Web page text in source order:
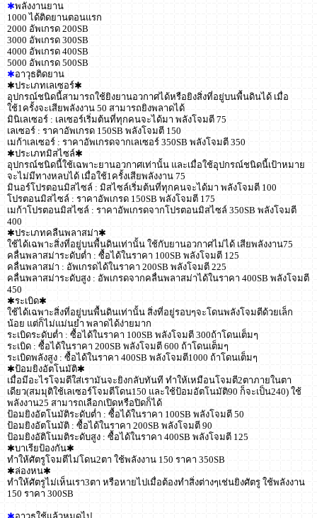
✱พลังงานยาน
1000 ได้ติดยานตอนแรก
2000 อัพเกรด 200SB
3000 อัพเกรด 300SB
4000 อัพเกรด 400SB
5000 อัพเกรด 500SB
✱อาวุธติดยาน
✱ประเภทเลเซอร์✱
อุปกรณ์ชนิดนี้สามารถใช้ยิงยานอวกาศได้หรือยิงสิ่งที่อยู่บนพื้นดินได้ เมื่อ
ใช้1ครั้งจะเสียพลังงาน 50 สามารถยิงพลาดได้
มินิเลเซอร์ : เลเซอร์เริ่มต้นที่ทุกคนจะได้มา พลังโจมตี 75
เลเซอร์ : ราคาอัพเกรด 150SB พลังโจมตี 150
เมก้าเลเซอร์ : ราคาอัพเกรดจากเลเซอร์ 350SB พลังโจมตี 350
✱ประเภทมิสไซล์✱
อุปกรณ์ชนิดนี้ใช้เฉพาะยานอวกาศเท่านั้น และเมื่อใช้อุปกรณ์ชนิดนี้เป้าหมาย
จะไม่มีทางหลบได้ เมื่อใช้1ครั้งเสียพลังงาน 75
มินอร์โปรตอนมิสไซล์ : มิสไซล์เริ่มต้นที่ทุกคนจะได้มา พลังโจมตี 100
โปรตอนมิสไซล์ : ราคาอัพเกรด 150SB พลังโจมตี 175
เมก้าโปรตอนมิสไซล์ : ราคาอัพเกรดจากโปรตอนมิสไซล์ 350SB พลังโจมตี
400
✱ประเภทคลืนพลาสม่า✱
ใช้ได้เฉพาะสิ่งที่อยู่บนพื้นดินเท่านั้น ใช้กับยานอวกาศไม่ได้ เสียพลังงาน75
คลื่นพลาสม่าระดับต่ำ : ซื้อได้ในราคา 100SB พลังโจมตี 125
คลื่นพลาสม่า : อัพเกรดได้ในราคา 200SB พลังโจมตี 225
คลื่นพลาสม่าระดับสูง : อัพเกรดจากคลื่นพลาสม่าได้ในราคา 400SB พลังโจมตี
450
✱ระเบิด✱
ใช้ได้เฉพาะสิ่งที่อยู่บนพื้นดินเท่านั้น สิ่งที่อยู่รอบๆจะโดนพลังโจมตีด้วยเล็ก
น้อย แต่ก็ไม่แม่นยำ พลาดได้ง่ายมาก
ระเบิดระดับต่ำ : ซื้อได้ในราคา 100SB พลังโจมตี 300ถ้าโดนเต็มๆ
ระเบิด : ซื้อได้ในราคา 200SB พลังโจมตี 600 ถ้าโดนเต็มๆ
ระเบิดพลังสูง : ซื้อได้ในราคา 400SB พลังโจมตี1000 ถ้าโดนเต็มๆ
✱ป้อมยิงอัตโนมัติ✱
เมื่อมีอะไรโจมตีใส่เรามันจะยิงกลับทันที ทำให้เหมือนโจมตี2ตาภายในตา
เดียว(สมมุติใช้เลเซอร์โจมตีโดน150 และใช้ป้อมอัตโนมัติ90 ก็จะเป็น240) ใช้
พลังงาน25 สามารถเลือกเปิดหรือปิดก็ได้
ป้อมยิงอัตโนมัติระดับต่ำ : ซื้อได้ในราคา 100SB พลังโจมตี 50
ป้อมยิงอัตโนมัติ : ซื้อได้ในราคา 200SB พลังโจมตี 90
ป้อมยิงอัติโนมติระดับสูง : ซื้อได้ในราคา 400SB พลังโจมตี 125
✱บาเรียป้องกัน✱
ทำให้ศัตรูโจมตีไม่โดน2ตา ใช้พลังงาน 150 ราคา 350SB
✱ล่องหน✱
ทำให้ศัตรูไม่เห็นเรา3ตา หรือหายไปเมื่อต้องทำสิ่งต่างๆเช่นยิงศัตรู ใช้พลังงาน
150 ราคา 300SB